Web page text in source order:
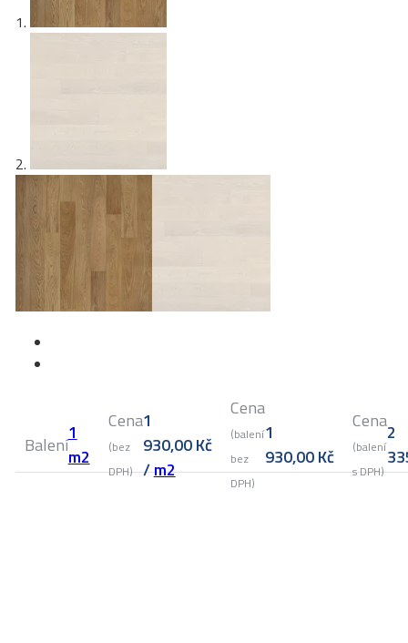
Balení1
m2
Cena
(bez
DPH)
1
930,00Kč
/m2
Cena
(balení
bez
DPH)
1
930,00Kč
Cena
(balení
s DPH)
2